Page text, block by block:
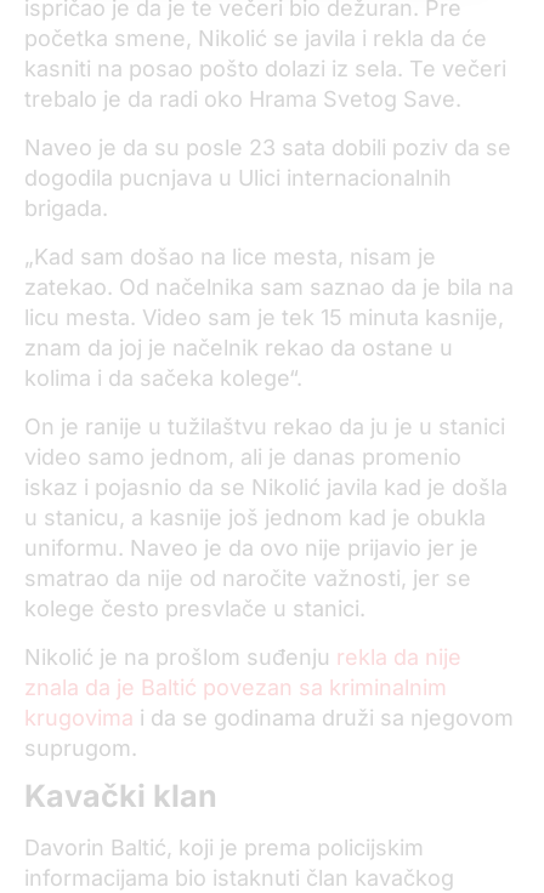
ispričao je da je te večeri bio dežuran. Pre
početka smene, Nikolić se javila i rekla da će
kasniti na posao pošto dolazi iz sela. Te večeri
trebalo je da radi oko Hrama Svetog Save.
Naveo je da su posle 23 sata dobili poziv da se
dogodila pucnjava u Ulici internacionalnih
brigada.
„Kad sam došao na lice mesta, nisam je
zatekao. Od načelnika sam saznao da je bila na
licu mesta. Video sam je tek 15 minuta kasnije,
znam da joj je načelnik rekao da ostane u
kolima i da sačeka kolege“.
On je ranije u tužilaštvu rekao da ju je u stanici
video samo jednom, ali je danas promenio
iskaz i pojasnio da se Nikolić javila kad je došla
u stanicu, a kasnije još jednom kad je obukla
uniformu. Naveo je da ovo nije prijavio jer je
smatrao da nije od naročite važnosti, jer se
kolege često presvlače u stanici.
Nikolić je na prošlom suđenju rekla da nije
znala da je Baltić povezan sa kriminalnim
krugovima i da se godinama druži sa njegovom
suprugom.
Kavački klan
Davorin Baltić, koji je prema policijskim
informacijama bio istaknuti član kavačkog